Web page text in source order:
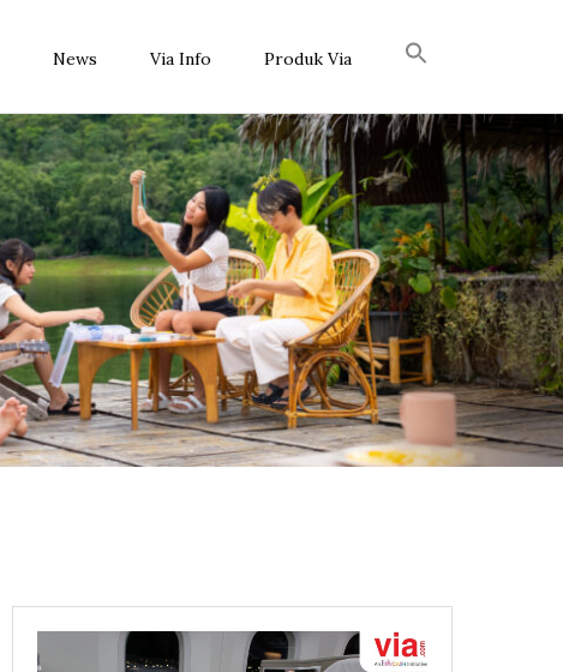
News Via Info Produk Via